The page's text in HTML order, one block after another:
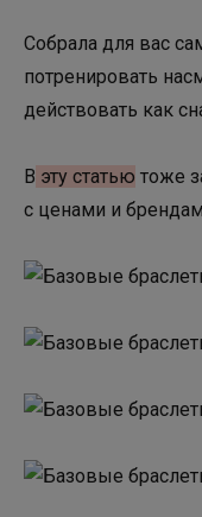
Собрала для вас
потренировать
действовать как
В эту статью тоже
с ценами и